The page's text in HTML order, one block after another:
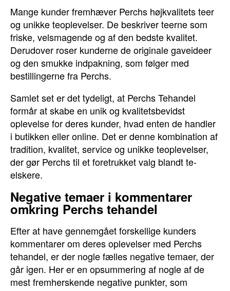
Mange kunder fremhæver Perchs højkvalitets teer
og unikke teoplevelser. De beskriver teerne som
friske, velsmagende og af den bedste kvalitet.
Derudover roser kunderne de originale gaveideer
og den smukke indpakning, som følger med
bestillingerne fra Perchs.
Samlet set er det tydeligt, at Perchs Tehandel
formår at skabe en unik og kvalitetsbevidst
oplevelse for deres kunder, hvad enten de handler
i butikken eller online. Det er denne kombination af
tradition, kvalitet, service og unikke teoplevelser,
der gør Perchs til et foretrukket valg blandt te-
elskere.
Negative temaer i kommentarer
omkring Perchs tehandel
Efter at have gennemgået forskellige kunders
kommentarer om deres oplevelser med Perchs
tehandel, er der nogle fælles negative temaer, der
går igen. Her er en opsummering af nogle af de
mest fremherskende negative punkter, som